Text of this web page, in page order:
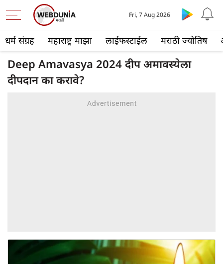
धर्म संग्रह महाराष्ट्र माझा लाईफस्टाईल मराठी ज्योतिष
Fri, 7 Aug 2026
Deep Amavasya 2024 दीप अमावस्येला
दीपदान का करावे?